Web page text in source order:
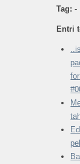
Tag: -
Entri